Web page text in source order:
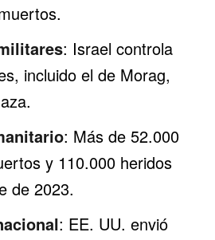
: Israel controla
incluido el de Morag,
: Más de 52.000
y 110.000 heridos
de 2023.
: EE. UU. envió